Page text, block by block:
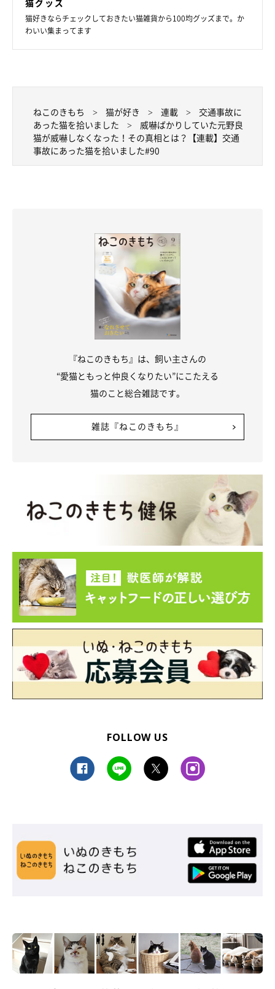
本当は気持ちいくせに・！！！（うざ絡み）
登場人物・登場犬猫
動物病院で動物看護士として勤務後、現在は個人で犬猫を預かり
里親を探す「一時預かりボランティア」を続けている。犬猫の保
護や介護について、大変な現実だけでなく、楽しさ・幸せをSNS
猫グッズ
猫好きならチェックしておきたい猫雑貨から100均グッズまで。か
わいい集まってます
ねこのきもち 猫が好き 連載
交通事故に
あった猫を拾いました
威嚇ばかりしていた元野良
猫が威嚇しなくなった！その真相とは？【連載】交通
事故にあった猫を拾いました#90
『ねこのきもち』は、飼い主さんの
“愛猫ともっと仲良くなりたい”にこたえる
猫のこと総合雑誌です。
雑誌『ねこのきもち』
FOLLOW US